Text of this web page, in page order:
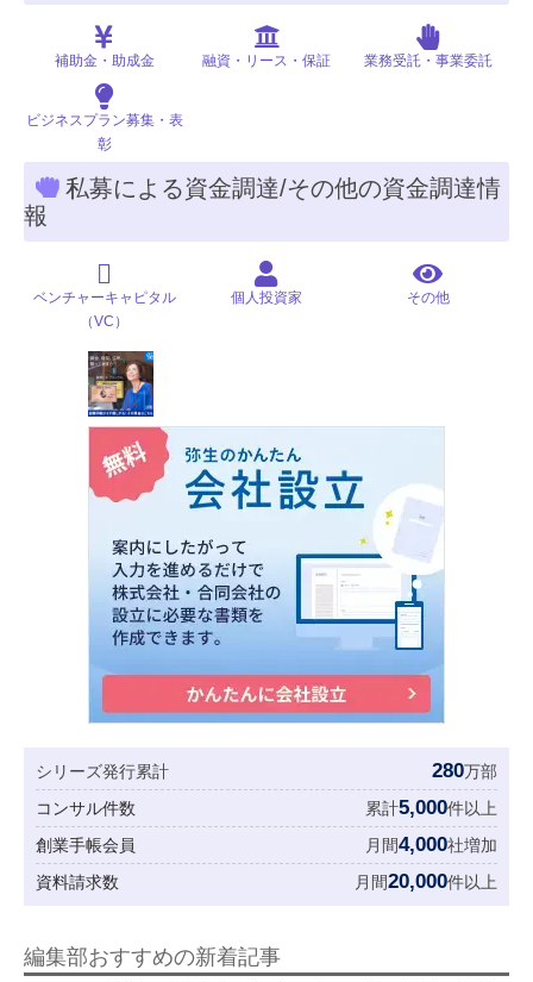
補助金・助成金 融資・リース・保証 業務受託・事業委託
ビジネスプラン募集・表
彰
私募による資金調達/その他の資金調達情
報
ベンチャーキャピタル
（VC）
個人投資家 その他
シリーズ発行累計 280万部
コンサル件数
累計5,000件以上
創業手帳会員
月間4,000社増加
資料請求数
月間20,000件以上
編集部おすすめの新着記事